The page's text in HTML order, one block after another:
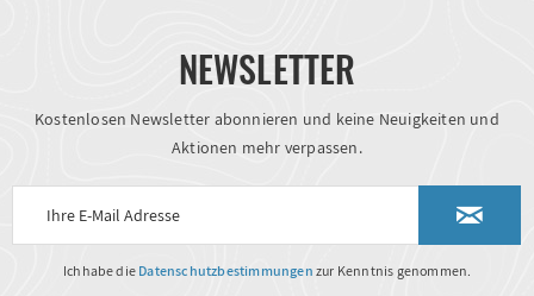
NEWSLETTER
Kostenlosen Newsletter abonnieren und keine Neuigkeiten und
Aktionen mehr verpassen.
Ich habe die Datenschutzbestimmungen zur Kenntnis genommen.